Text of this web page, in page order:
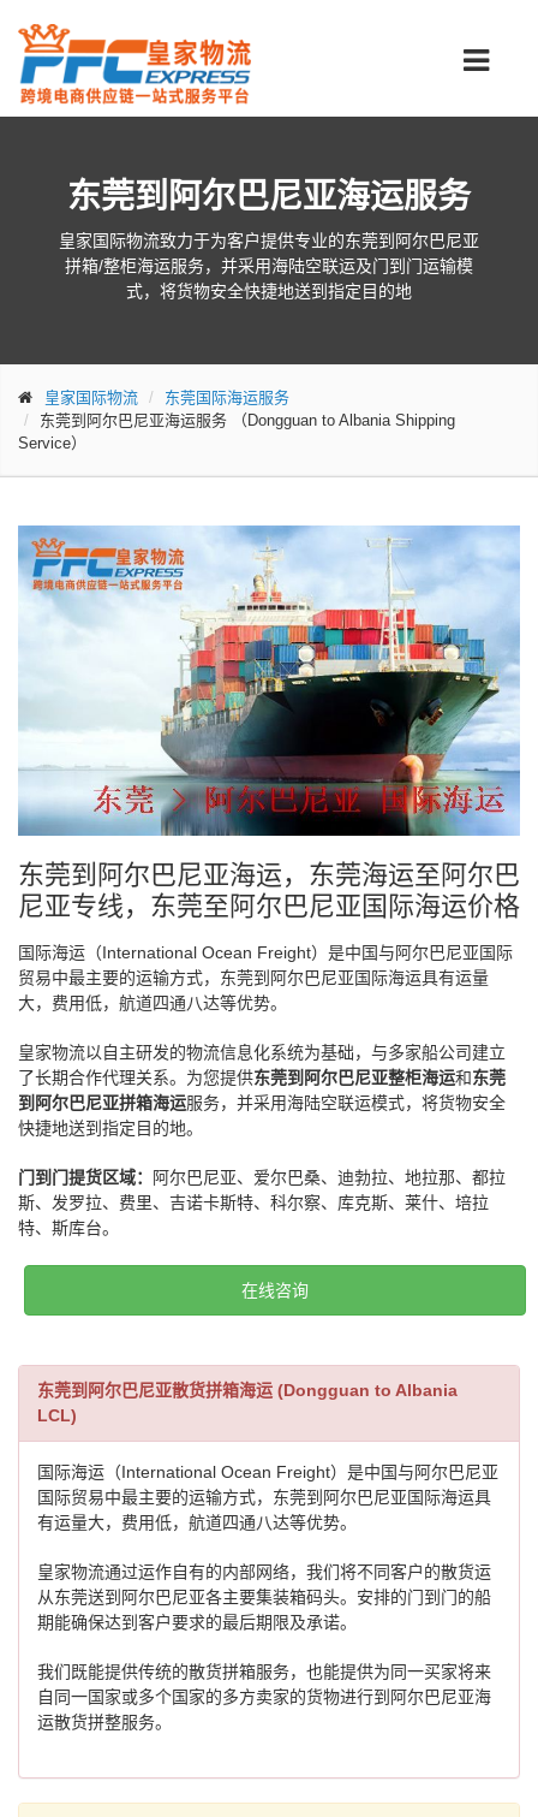
东莞到阿尔巴尼亚海运服务
皇家国际物流致力于为客户提供专业的东莞到阿尔巴尼亚
拼箱/整柜海运服务，并采用海陆空联运及门到门运输模
式，将货物安全快捷地送到指定目的地
皇家国际物流
东莞国际海运服务
东莞到阿尔巴尼亚海运服务 （Dongguan to Albania Shipping
Service）
东莞到阿尔巴尼亚海运，东莞海运至阿尔巴
尼亚专线，东莞至阿尔巴尼亚国际海运价格
国际海运（International Ocean Freight）是中国与阿尔巴尼亚国际
贸易中最主要的运输方式，东莞到阿尔巴尼亚国际海运具有运量
大，费用低，航道四通八达等优势。
皇家物流以自主研发的物流信息化系统为基础，与多家船公司建立
了长期合作代理关系。为您提供东莞到阿尔巴尼亚整柜海运和东莞
到阿尔巴尼亚拼箱海运服务，并采用海陆空联运模式，将货物安全
快捷地送到指定目的地。
门到门提货区域：
阿尔巴尼亚、爱尔巴桑、迪勃拉、地拉那、都拉
斯、发罗拉、费里、吉诺卡斯特、科尔察、库克斯、莱什、培拉
特、斯库台。
在线咨询
东莞到阿尔巴尼亚散货拼箱海运 (Dongguan to Albania
LCL)
国际海运（International Ocean Freight）是中国与阿尔巴尼亚
国际贸易中最主要的运输方式，东莞到阿尔巴尼亚国际海运具
有运量大，费用低，航道四通八达等优势。
皇家物流通过运作自有的内部网络，我们将不同客户的散货运
从东莞送到阿尔巴尼亚各主要集装箱码头。安排的门到门的船
期能确保达到客户要求的最后期限及承诺。
我们既能提供传统的散货拼箱服务，也能提供为同一买家将来
自同一国家或多个国家的多方卖家的货物进行到阿尔巴尼亚海
运散货拼整服务。